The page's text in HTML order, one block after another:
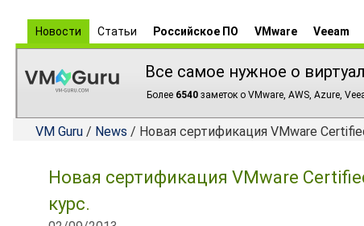
Новости Статьи Российское ПО VMware Veeam
Все самое нужное о
Более 6540 заметок о VMware, AWS, Azure,
VM Guru / News / Новая сертификация VMware
Новая сертификация VMware
курс.